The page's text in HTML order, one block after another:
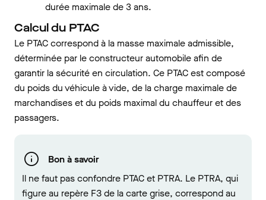
durée maximale de 3 ans.
Calcul du PTAC
Le PTAC correspond à la masse maximale admissible,
déterminée par le constructeur automobile afin de
garantir la sécurité en circulation. Ce PTAC est composé
du poids du véhicule à vide, de la charge maximale de
marchandises et du poids maximal du chauffeur et des
passagers.
Bon à savoir
Il ne faut pas confondre PTAC et PTRA. Le PTRA, qui
figure au repère F3 de la carte grise, correspond au